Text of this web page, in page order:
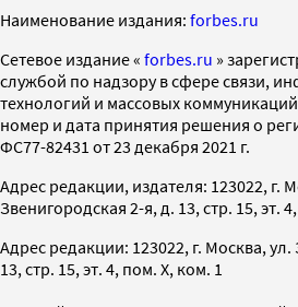
Наименование издания: forbes.ru
Cетевое издание « forbes.ru »
службой по надзору в сфере связи,
технологий и массовых
номер и дата принятия решения о
ФС77-82431 от 23 декабря 2021 г.
Адрес редакции, издателя: 123022, г.
Звенигородская 2-я, д. 13, стр. 15, эт.
Адрес редакции: 123022, г. Москва,
13, стр. 15, эт. 4, пом. X, ком. 1